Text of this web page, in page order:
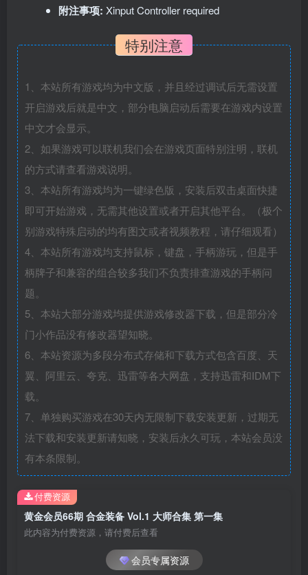
附注事项: Xinput Controller required
特别注意
1、本站所有游戏均为中文版，并且经过调试后无需设置
开启游戏后就是中文，部分电脑启动后需要在游戏内设置
中文才会显示。
2、如果游戏可以联机我们会在游戏页面特别注明，联机
的方式请查看游戏说明。
3、本站所有游戏均为一键绿色版，安装后双击桌面快捷
即可开始游戏，无需其他设置或者开启其他平台。（极个
别游戏特殊启动的均有图文或者视频教程，请仔细观看）
4、本站所有游戏均支持鼠标，键盘，手柄游玩，但是手
柄牌子和兼容的组合较多我们不负责排查游戏的手柄问
题。
5、本站大部分游戏均提供游戏修改器下载，但是部分冷
门小作品没有修改器望知晓。
6、本站资源为多段分布式存储和下载方式包含百度、天
翼、阿里云、夸克、迅雷等各大网盘，支持迅雷和IDM下
载。
7、单独购买游戏在30天内无限制下载安装更新，过期无
法下载和安装更新请知晓，安装后永久可玩，本站会员没
有本条限制。
黄金会员66期 合金装备 Vol.1 大师合集 第一集
此内容为付费资源，请付费后查看
会员专属资源
付费资源